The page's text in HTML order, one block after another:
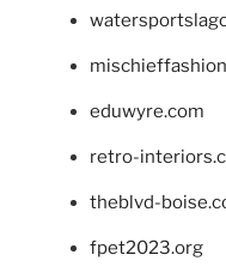
eduwyre.com
retro-
theblvd-
fpet2023.org